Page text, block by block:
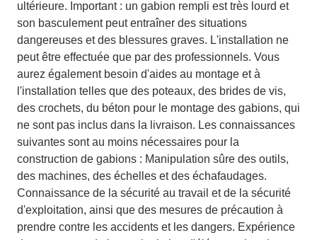
ultérieure. Important : un gabion rempli est très lourd et
son basculement peut entraîner des situations
dangereuses et des blessures graves. L'installation ne
peut être effectuée que par des professionnels. Vous
aurez également besoin d'aides au montage et à
l'installation telles que des poteaux, des brides de vis,
des crochets, du béton pour le montage des gabions, qui
ne sont pas inclus dans la livraison. Les connaissances
suivantes sont au moins nécessaires pour la
construction de gabions : Manipulation sûre des outils,
des machines, des échelles et des échafaudages.
Connaissance de la sécurité au travail et de la sécurité
d'exploitation, ainsi que des mesures de précaution à
prendre contre les accidents et les dangers. Expérience